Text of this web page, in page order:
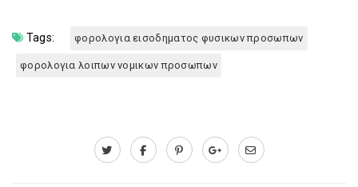
Tags: φορολογια εισοδηματος φυσικων προσωπων
φορολογια λοιπων νομικων προσωπων